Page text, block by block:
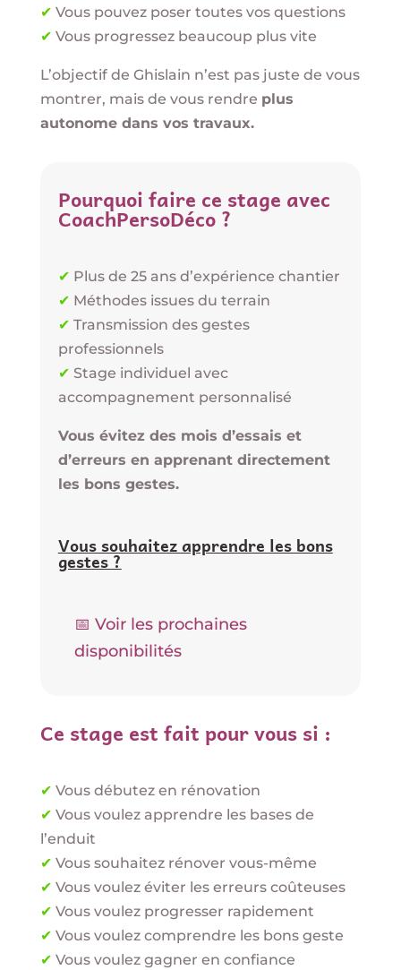
✔ Vous pouvez poser toutes vos questions
✔ Vous progressez beaucoup plus vite
L’objectif de Ghislain n’est pas juste de vous
montrer, mais de vous rendre plus
autonome dans vos travaux.
Pourquoi faire ce stage avec
CoachPersoDéco ?
✔ Plus de 25 ans d’expérience chantier
✔ Méthodes issues du terrain
✔ Transmission des gestes
professionnels
✔ Stage individuel avec
accompagnement personnalisé
Vous évitez des mois d’essais et
d’erreurs en apprenant directement
les bons gestes.
Vous souhaitez apprendre les bons
gestes ?
📅 Voir les prochaines
disponibilités
Ce stage est fait pour vous si :
✔ Vous débutez en rénovation
✔ Vous voulez apprendre les bases de
l’enduit
✔ Vous souhaitez rénover vous-même
✔ Vous voulez éviter les erreurs coûteuses
✔ Vous voulez progresser rapidement
✔ Vous voulez comprendre les bons geste
✔ Vous voulez gagner en confiance